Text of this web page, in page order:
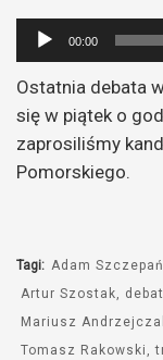
Odtwarzacz
plików
dźwiękowych
00:00
Ostatnia debata
się w piątek o
zaprosiliśmy
Pomorskiego.
Tagi: Adam
Artur Szostak
Mariusz
Tomasz Rakowski